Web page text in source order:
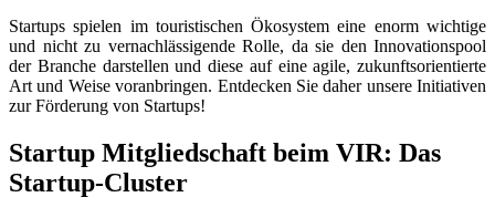
Startups spielen im touristischen Ökosystem eine enorm wichtige
und nicht zu vernachlässigende Rolle, da sie den Innovationspool
der Branche darstellen und diese auf eine agile, zukunftsorientierte
Art und Weise voranbringen. Entdecken Sie daher unsere Initiativen
zur Förderung von Startups!
Startup Mitgliedschaft beim VIR: Das
Startup-Cluster